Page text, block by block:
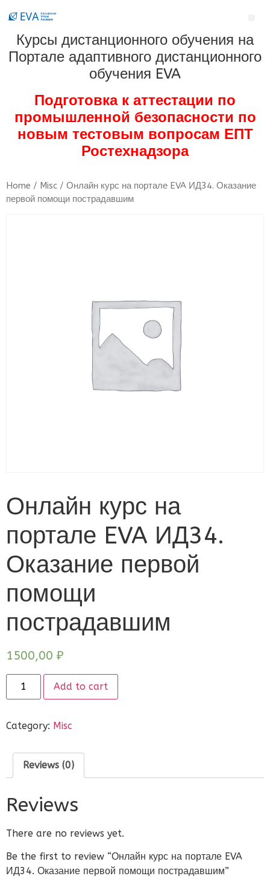
Курсы дистанционного обучения на
Портале адаптивного дистанционного
обучения EVA
Подготовка к аттестации по
промышленной безопасности по
новым тестовым вопросам ЕПТ
Ростехнадзора
Home / Misc / Онлайн курс на портале EVA ИД34. Оказание
первой помощи пострадавшим
Онлайн курс на
портале EVA ИД34.
Оказание первой
помощи
пострадавшим
1500,00 ₽
Add to cart
Category: Misc
Reviews (0)
Reviews
There are no reviews yet.
Be the first to review “Онлайн курс на портале EVA
ИД34. Оказание первой помощи пострадавшим”